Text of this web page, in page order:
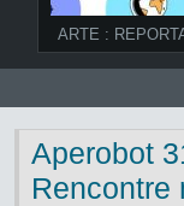
ARTE :
ROBOTS
FERME DANS
Aperobot
Rencontre